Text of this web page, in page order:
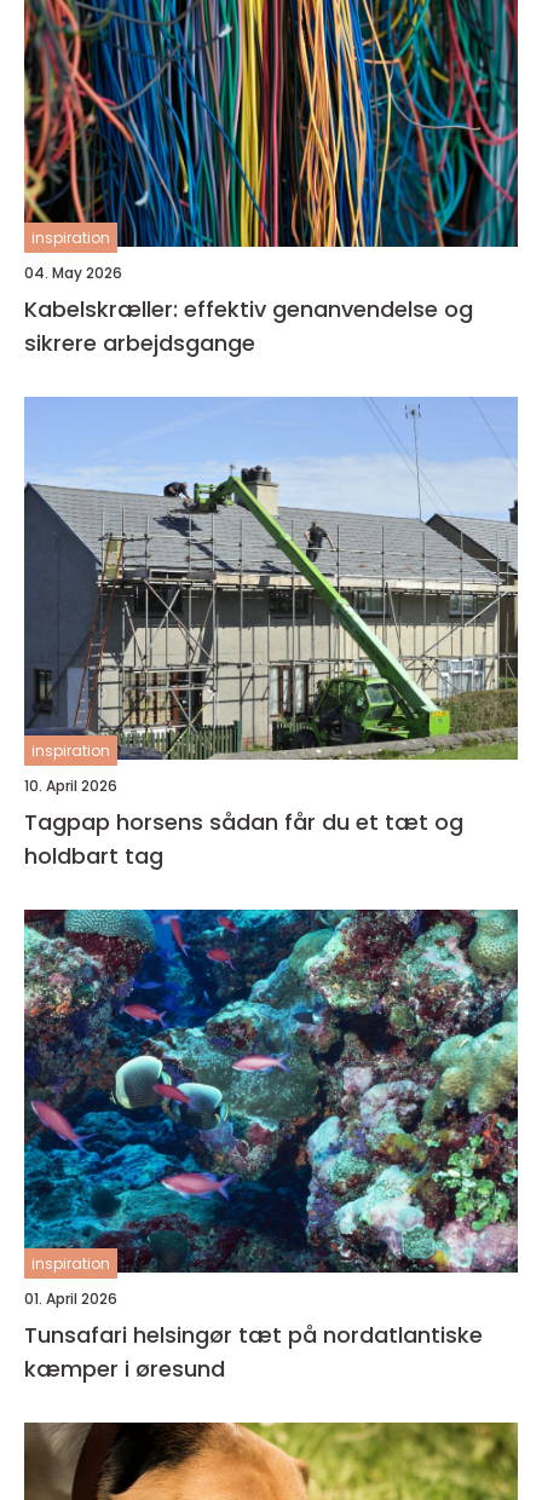
inspiration
04. May 2026
Kabelskræller: effektiv genanvendelse og
sikrere arbejdsgange
inspiration
10. April 2026
Tagpap horsens sådan får du et tæt og
holdbart tag
inspiration
01. April 2026
Tunsafari helsingør tæt på nordatlantiske
kæmper i øresund